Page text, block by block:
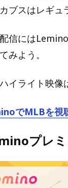
ブスはレギュ
信には
みよう。
イライト映像
でMLBを視
プレ